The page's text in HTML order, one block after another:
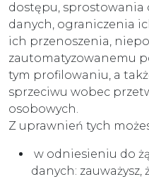
dostępu, sprostowania
danych, ograniczenia
ich przenoszenia,
zautomatyzowanemu
tym profilowaniu, a
sprzeciwu wobec
osobowych.
Z uprawnień tych
w odniesieniu do
danych: zauważysz,